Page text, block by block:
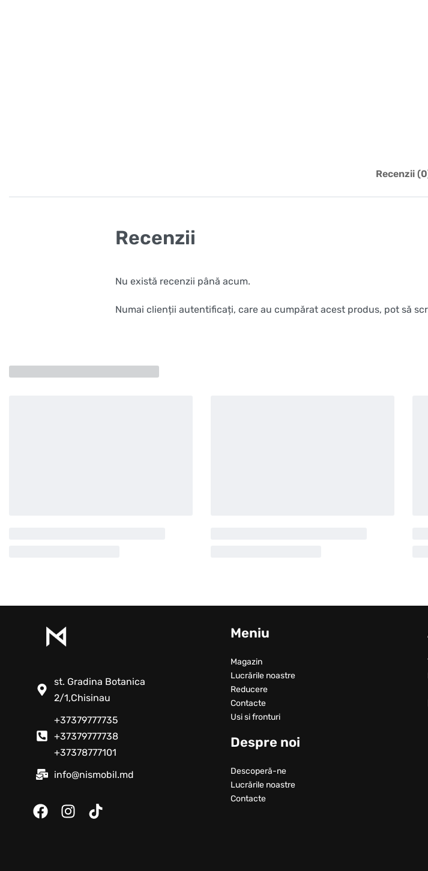
Recenzii
Recenzii
Nu există recenzii până acum.
Numai clienții autentificați, care au cumpărat acest produs, pot să
st. Gradina Botanica
2/1,Chisinau
+37379777735
+37379777738
+37378777101
info@nismobil.md
Meniu
Magazin
Lucrările noastre
Reducere
Contacte
Usi si fronturi
Despre noi
Descoperă-ne
Lucrările noastre
Contacte